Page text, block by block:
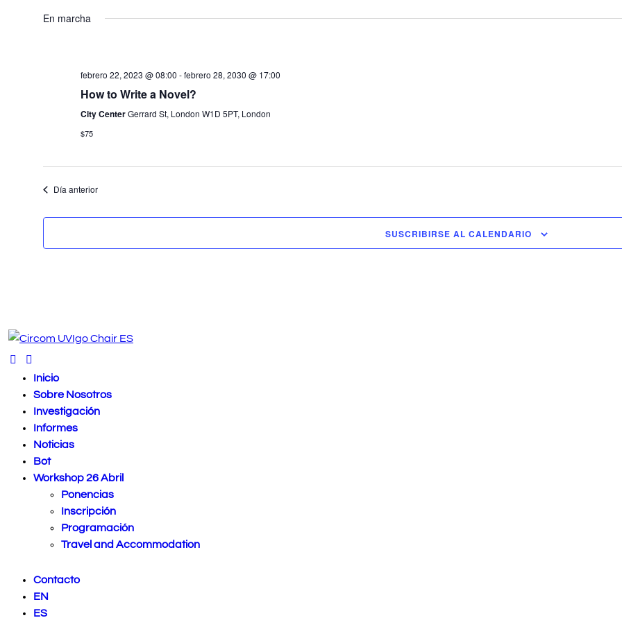
En marcha
febrero 22, 2023 @ 08:00 -febrero 28, 2030 @ 17:00
How to Write a Novel?
City CenterGerrard St, London W1D 5PT, London
$75
Día anterior
SUSCRIBIRSE AL CALENDARIO
Inicio
Sobre Nosotros
Investigación
Informes
Noticias
Bot
Workshop 26 Abril
Ponencias
Inscripción
Programación
Travel and Accommodation
Contacto
EN
ES